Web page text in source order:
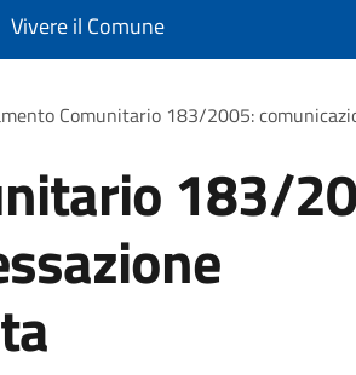
Vivere il Comune
Comunitario 183/2005:
183/